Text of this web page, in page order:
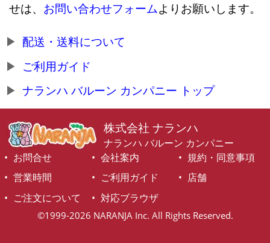
せは、 お問い合わせフォームよりお願いします。
配送・送料について
ご利用ガイド
ナランハ バルーン カンパニー トップ
株式会社 ナランハ
ナランハ バルーン カンパニー
お問合せ
会社案内
規約・同意事項
営業時間
ご利用ガイド
店舗
ご注文について
対応ブラウザ
©1999-2026 NARANJA Inc. All Rights Reserved.